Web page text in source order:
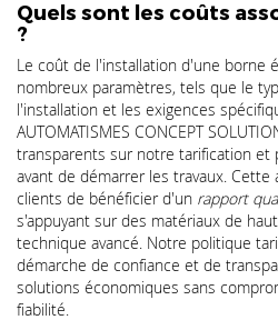
Quels sont les coûts
?
Le coût de l'installation d'une borne
nombreux paramètres, tels que le
l'installation et les exigences
AUTOMATISMES CONCEPT
transparents sur notre tarification et
avant de démarrer les travaux.
clients de bénéficier d'un rapport
s'appuyant sur des matériaux de
technique avancé. Notre politique
démarche de confiance et de
solutions économiques sans
fiabilité.